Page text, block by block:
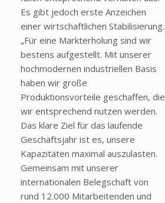
Es gibt jedoch erste Anzeichen
einer wirtschaftlichen Stabilisierung.
„Für eine Markterholung sind wir
bestens aufgestellt. Mit unserer
hochmodernen industriellen Basis
haben wir große
Produktionsvorteile geschaffen, die
wir entsprechend nutzen werden.
Das klare Ziel für das laufende
Geschäftsjahr ist es, unsere
Kapazitäten maximal auszulasten.
Gemeinsam mit unserer
internationalen Belegschaft von
rund 12.000 Mitarbeitenden und